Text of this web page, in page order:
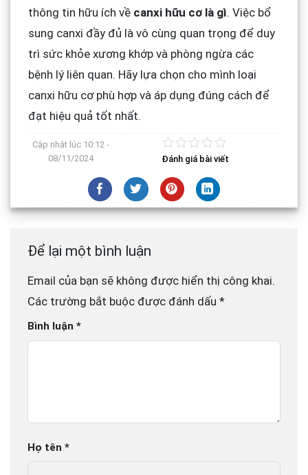
thông tin hữu ích về canxi hữu cơ là gì. Việc bổ
sung canxi đầy đủ là vô cùng quan trọng để duy
trì sức khỏe xương khớp và phòng ngừa các
bệnh lý liên quan. Hãy lựa chọn cho mình loại
canxi hữu cơ phù hợp và áp dụng đúng cách để
đạt hiệu quả tốt nhất.
Cập nhật lúc 10:12 -
08/11/2024
Đánh giá bài viết
Để lại một bình luận
Email của bạn sẽ không được hiển thị công khai.
Các trường bắt buộc được đánh dấu *
Bình luận *
Họ tên *